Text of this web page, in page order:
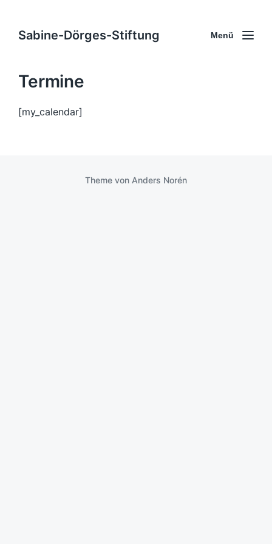
Sabine-Dörges-Stiftung Menü
Termine
[my_calendar]
Theme von Anders Norén